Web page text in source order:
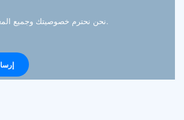
نحن نحترم خصوصيتك وجميع المعلومات محمية.